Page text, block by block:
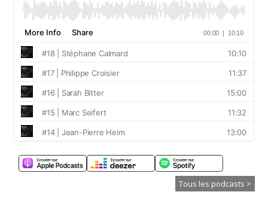
Tous les podcasts >